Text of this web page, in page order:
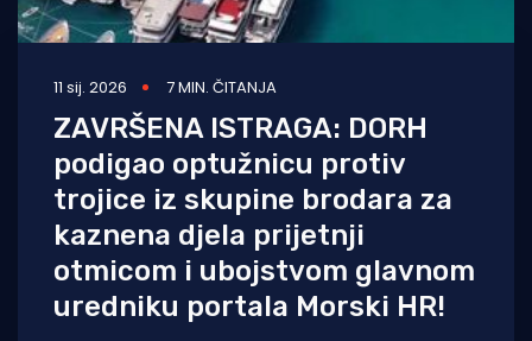
Tradicija i kultura
11 sij. 2026 7 MIN. ČITANJA
ZAVRŠENA ISTRAGA: DORH
podigao optužnicu protiv
trojice iz skupine brodara za
kaznena djela prijetnji
otmicom i ubojstvom glavnom
uredniku portala Morski HR!